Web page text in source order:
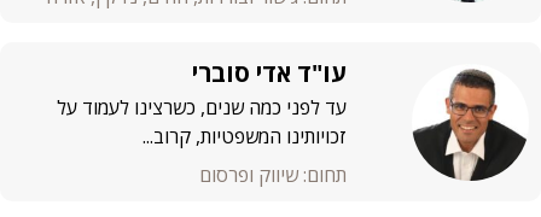
עו"ד אדי סוברי
עד לפני כמה שנים, כשרצינו לעמוד על
זכויותינו המשפטיות, קרוב...
תחום: שיווק ופרסום